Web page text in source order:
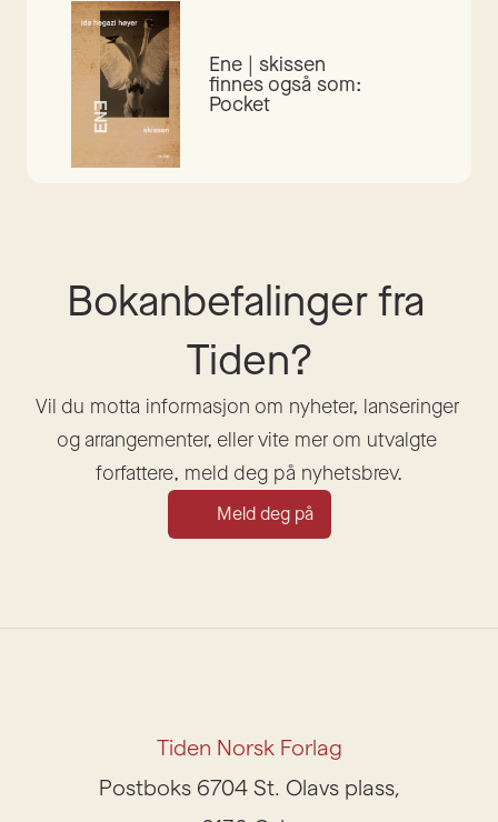
Ene | skissen
finnes også som:
Pocket
Bokanbefalinger fra
Tiden?
Vil du motta informasjon om nyheter, lanseringer
og arrangementer, eller vite mer om utvalgte
forfattere, meld deg på nyhetsbrev.
Meld deg på
Tiden Norsk Forlag
Postboks 6704 St. Olavs plass,